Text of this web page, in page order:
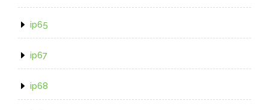
ip65
ip67
ip68